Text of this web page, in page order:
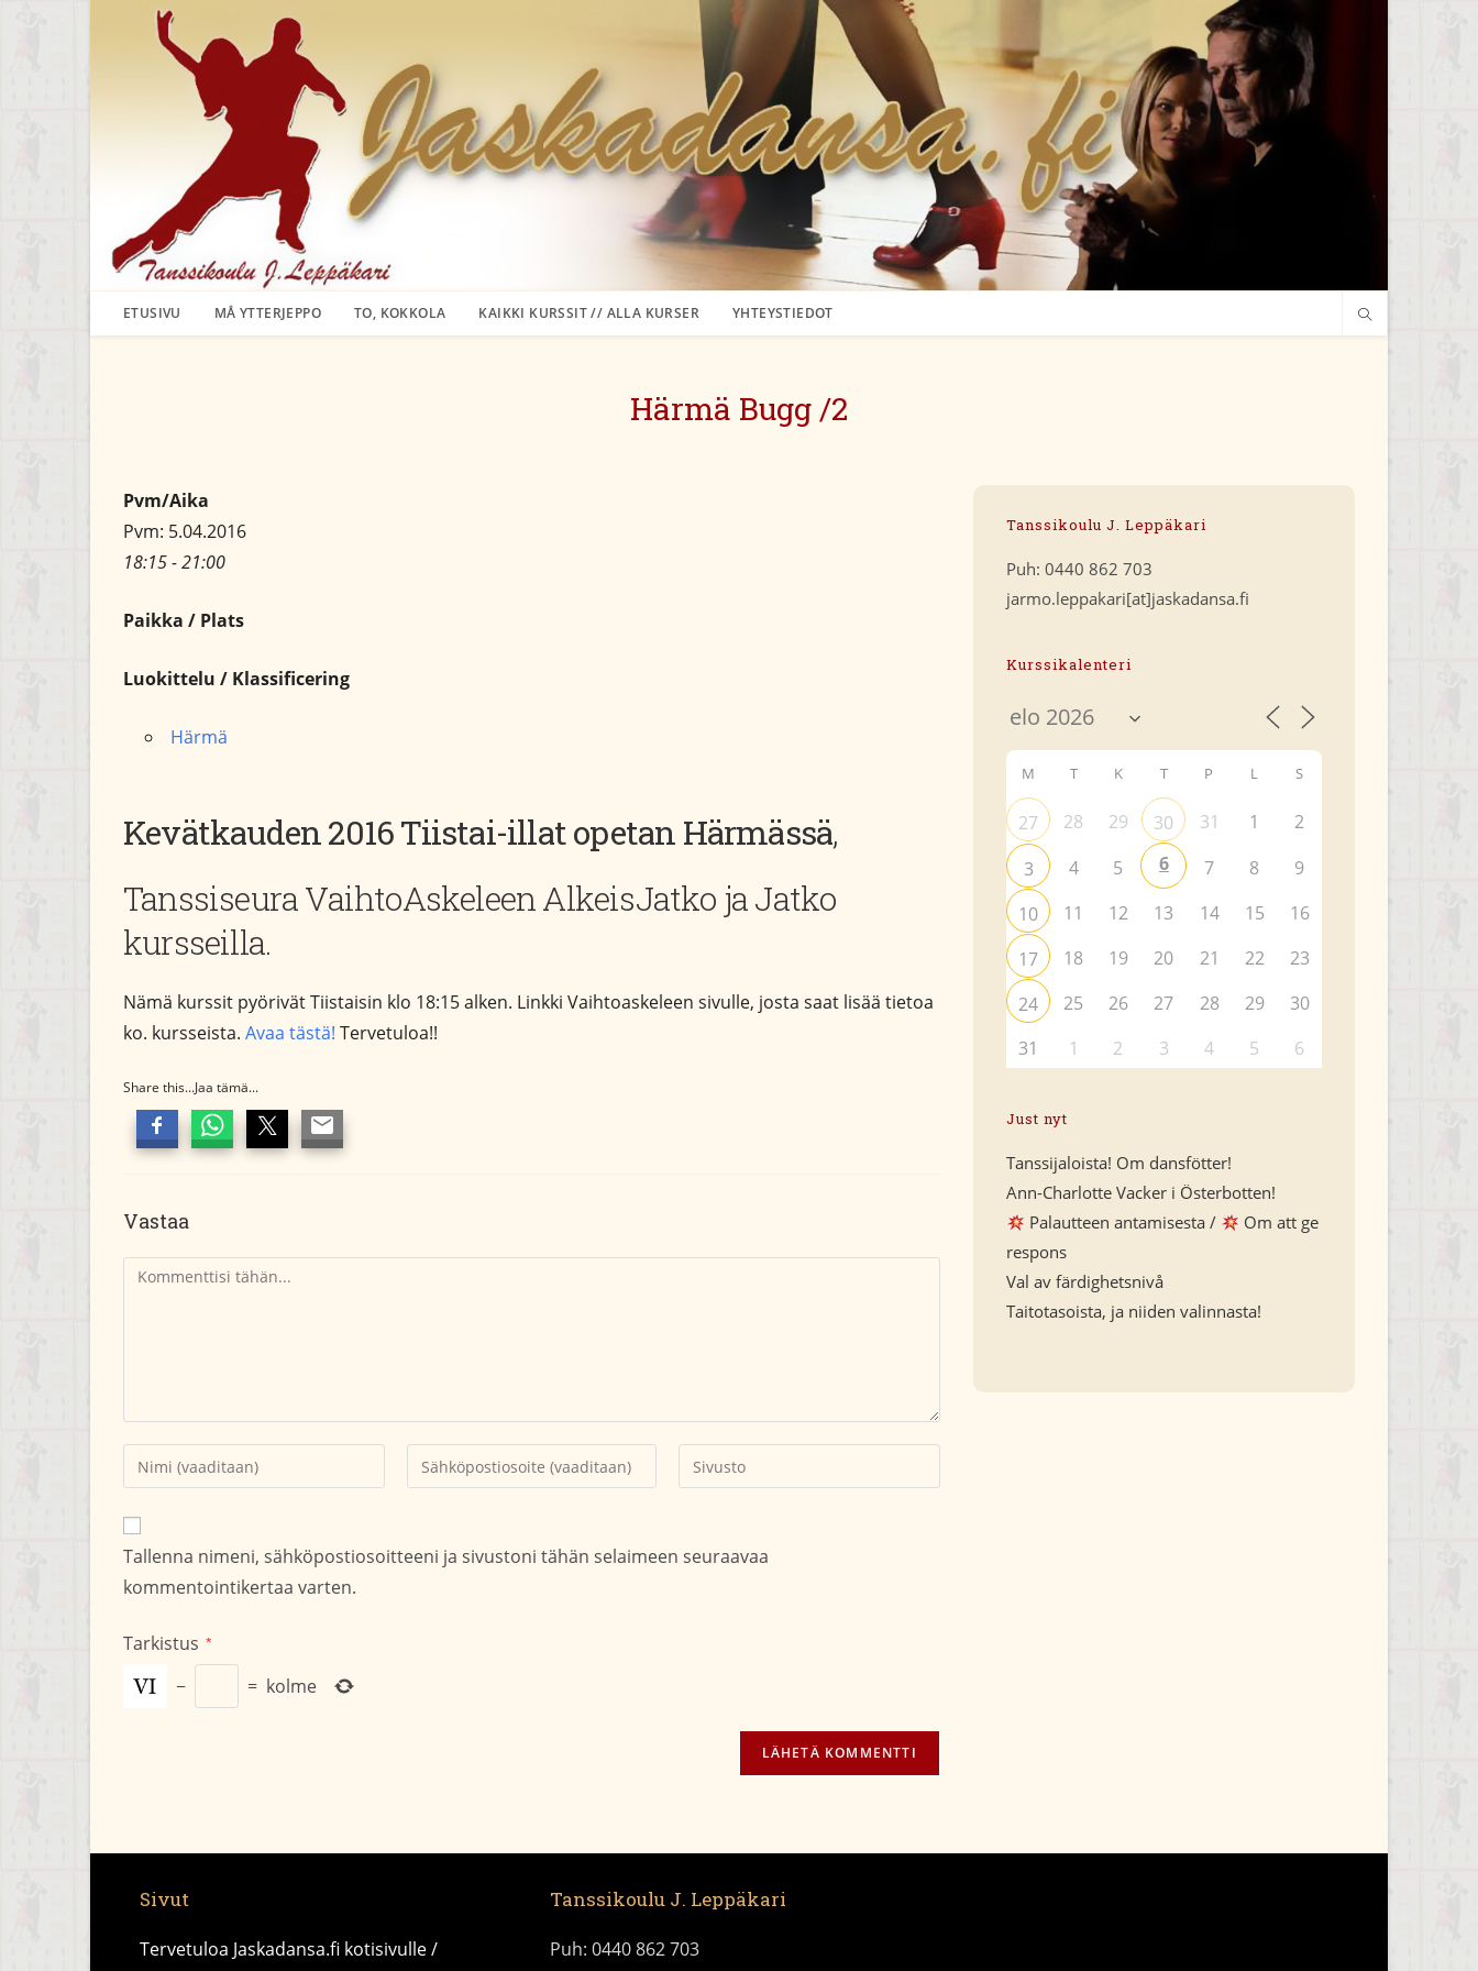
ETUSIVU MÅ YTTERJEPPO TO, KOKKOLA KAIKKI KURSSIT // ALLA KURSER YHTEYSTIEDOT
Härmä Bugg /2
Pvm/Aika
Pvm: 5.04.2016
18:15 - 21:00
Paikka / Plats
Luokittelu / Klassificering
Härmä
Kevätkauden 2016 Tiistai-illat opetan Härmässä,
Tanssiseura VaihtoAskeleen AlkeisJatko ja Jatko
kursseilla.
Nämä kurssit pyörivät Tiistaisin klo 18:15 alken. Linkki Vaihtoaskeleen sivulle, josta saat lisää tietoa
ko. kursseista. Avaa tästä! Tervetuloa!!
Share this...Jaa tämä...
Vastaa
Kommentti
Kirjoita
nimesi
tai
käyttäjätunnuksesi
kommentoidaksesi
Kirjoita
sähköpostiosoitteesi
Kirjoita
sivustosi
(valinnainen)
Tallenna nimeni, sähköpostiosoitteeni ja sivustoni tähän selaimeen seuraavaa
kommentointikertaa varten.
Tarkistus *
− = kolme
Tanssikoulu J. Leppäkari
Puh: 0440 862 703
jarmo.leppakari[at]jaskadansa.fi
Kurssikalenteri
M T K T P L S
27 28 29 30 31 1
2
3
4 5 6 7 8
9
10
11 12 13 14 15
16
17
18 19 20 21 22
23
24
25 26 27 28 29
30
31
1 2 3 4 5 6
Just nyt
Tanssijaloista! Om dansfötter!
Ann-Charlotte Vacker i Österbotten!
Palautteen antamisesta /
Om att ge
respons
Val av färdighetsnivå
Taitotasoista, ja niiden valinnasta!
Sivut
Tervetuloa Jaskadansa.fi kotisivulle /
Tanssikoulu J. Leppäkari
Puh: 0440 862 703